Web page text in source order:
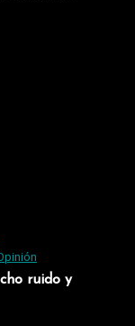
ruido y